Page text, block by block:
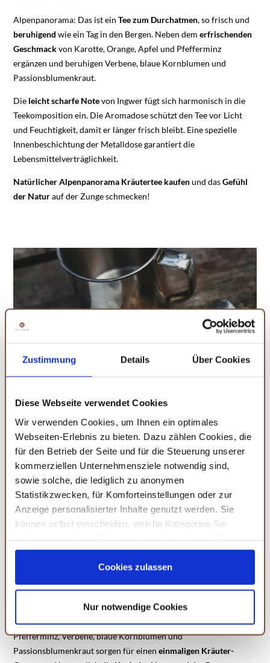
Zustimmung Details Über Cookies
Diese Webseite verwendet Cookies
Wir verwenden Cookies, um Ihnen ein optimales
Webseiten-Erlebnis zu bieten. Dazu zählen Cookies, die
für den Betrieb der Seite und für die Steuerung unserer
kommerziellen Unternehmensziele notwendig sind,
sowie solche, die lediglich zu anonymen
Statistikzwecken, für Komforteinstellungen oder zur
Anzeige personalisierter Inhalte genutzt werden. Sie
können selbst entscheiden, welche Kategorien Sie
Ihrer Einstellungen womöglich nicht mehr alle
Serviceleistungen auf der Seite zur Verfügung stehen.
Sie können Ihre Einwilligung selbstverständlich jederzeit
und diese abändern. Die Rechtmäßigkeit der aufgrund
der Einwilligung bis zum Widerruf erfolgten Verarbeitung
wird hiervon nicht berührt. Weitere Informationen finden
Sie in unserenDatenschutzhinweisen.
Cookies zulassen
Nur notwendige Cookies
Alpenpanorama: Das ist einTee zum Durchatmen, so frisch und
beruhigend wie ein Tag in den Bergen. Neben demerfrischenden
Geschmackvon Karotte, Orange, Apfel und Pfefferminz
ergänzen und beruhigen Verbene, blaue Kornblumen und
Passionsblumenkraut.
Die leicht scharfe Notevon Ingwer fügt sich harmonisch in die
Teekomposition ein. Die Aromadose schützt den Tee vor Licht
und Feuchtigkeit, damit er länger frisch bleibt. Eine spezielle
Innenbeschichtung der Metalldose garantiert die
Lebensmittelverträglichkeit.
Natürlicher Alpenpanorama Kräutertee kaufenund dasGefühl
der Naturauf der Zunge schmecken!
Verwendung des Kräutertees
Alpenpanorama
Kräutertee gehört zu denbeliebtesten Heißgeränkenund wird
schon seit Jahrtausenden in denunterschiedlichsten Kulturen
beruhigen oder aktivieren
DieerfrischendeBergkräuter-Mischung Alpenpanorama macht
deine nächste Tee-Zeremonie zu etwas ganz Besonderem:
Natürliche und erfrischende Zutatenwie Brombeerblätter,
Pfefferminz, Verbene, blaue Kornblumen und
Passionsblumenkraut sorgen für eineneinmaligen Kräuter-